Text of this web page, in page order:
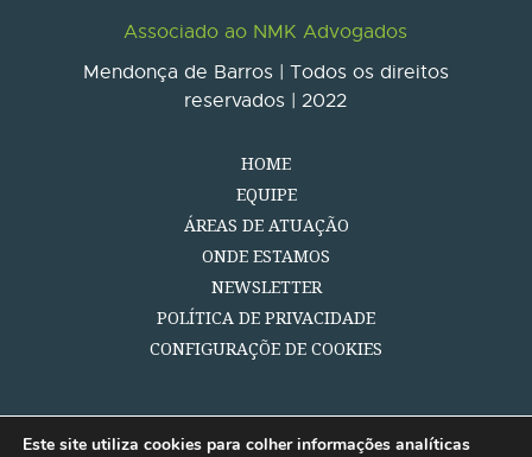
Associado ao NMK Advogados
Mendonça de Barros | Todos os direitos
reservados | 2022
HOME
EQUIPE
ÁREAS DE ATUAÇÃO
ONDE ESTAMOS
NEWSLETTER
POLÍTICA DE PRIVACIDADE
CONFIGURAÇÕE DE COOKIES
Este site utiliza cookies para colher informações analíticas